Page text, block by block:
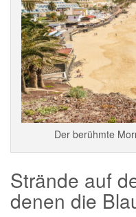
Der berühmte
Strände auf
denen die